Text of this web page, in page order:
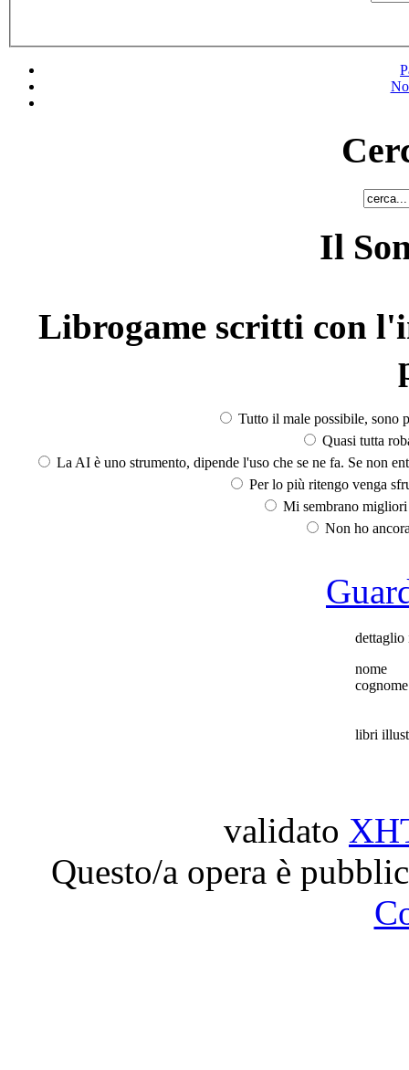
Il
Librogame scritti con
Tutto il male possibile, sono
Quasi tutta
La AI è uno strumento, dipende l'uso che se ne fa. Se non
Per lo più ritengo venga
Mi sembrano
Non ho
dettaglio
nome
cognome
libri
validato
Questo/a opera è